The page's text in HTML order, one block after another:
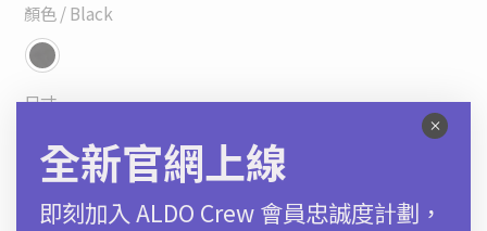
全新官網上線
即刻加入 ALDO Crew 會員忠誠度計劃，
顏色/ Black
尺寸
41 42 43 44
*官網期間限定特惠